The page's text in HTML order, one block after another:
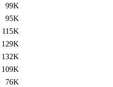
99K
95K
115K
129K
132K
109K
76K